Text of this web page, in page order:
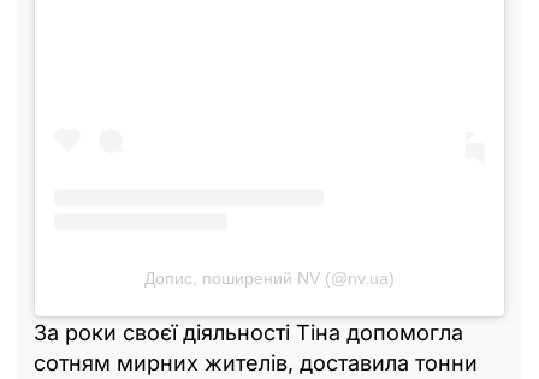
Допис, поширений NV (@nv.ua)
За роки своєї діяльності Тіна допомогла
сотням мирних жителів, доставила тонни